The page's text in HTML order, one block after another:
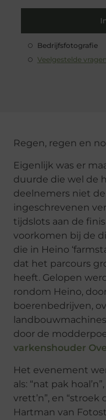
Bedrijfsfotografie
Veelgestelde vragen
Regen, regen en
Eigenlijk was er
duurde die wel de
deelnemers niet
ingeschrevenen
tijdslots aan de
voorkomen bij de
die in Heino
dat het parcours
heeft. Gelopen
rondom Heino,
boerenbedrijven,
door de
varkenshouder
Het evenement
als: “nat pak
vrett’n”, en “stroek
Hartman van